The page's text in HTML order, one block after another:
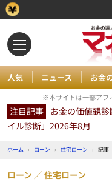
人気 ニュース お金
※本サイトは一部アフ
注目記事 お金の価値観
イル診断」2026年8月
ホーム › ローン › 住宅ローン › 記事
ローン 住宅ローン